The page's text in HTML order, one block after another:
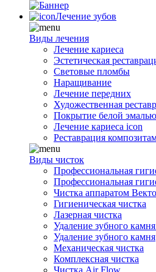
Лечение зубов
Виды лечения
Лечение кариеса
Эстетическая
Световые пломбы
Наращивание
Лечение передних
Художественная
Покрытие белой эмалью
Лечение кариеса icon
Реставрация
Виды чисток
Профессиональная
Профессиональная
Чистка аппаратом
Гигиеническая чистка
Лазерная чистка
Удаление зубного камня
Удаление зубного камня
Механическая чистка
Комплексная чистка
Чистка Air Flow